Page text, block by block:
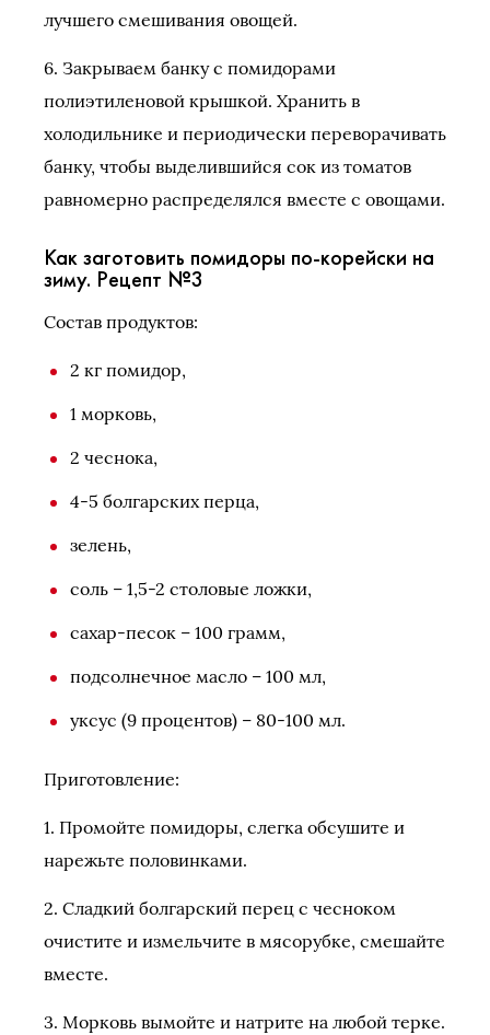
лучшего смешивания овощей.
6. Закрываем банку с помидорами
полиэтиленовой крышкой. Хранить в
холодильнике и периодически переворачивать
банку, чтобы выделившийся сок из томатов
равномерно распределялся вместе с овощами.
Как заготовить помидоры по-корейски на
зиму. Рецепт №3
Состав продуктов:
2 кг помидор,
1 морковь,
2 чеснока,
4-5 болгарских перца,
зелень,
соль – 1,5-2 столовые ложки,
сахар-песок – 100 грамм,
подсолнечное масло – 100 мл,
уксус (9 процентов) – 80-100 мл.
Приготовление:
1. Промойте помидоры, слегка обсушите и
нарежьте половинками.
2. Сладкий болгарский перец с чесноком
очистите и измельчите в мясорубке, смешайте
вместе.
3. Морковь вымойте и натрите на любой терке.